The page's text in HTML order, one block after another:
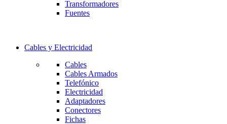
Transformadores
Fuentes
Cables y Electricidad
Cables
Cables Armados
Telefónico
Electricidad
Adaptadores
Conectores
Fichas